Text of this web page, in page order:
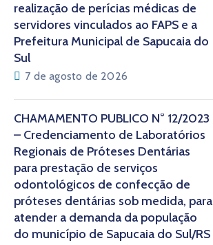
realização de perícias médicas de
servidores vinculados ao FAPS e a
Prefeitura Municipal de Sapucaia do
Sul
7 de agosto de 2026
CHAMAMENTO PÚBLICO N° 12/2023
– Credenciamento de Laboratórios
Regionais de Próteses Dentárias
para prestação de serviços
odontológicos de confecção de
próteses dentárias sob medida, para
atender a demanda da população
do município de Sapucaia do Sul/RS